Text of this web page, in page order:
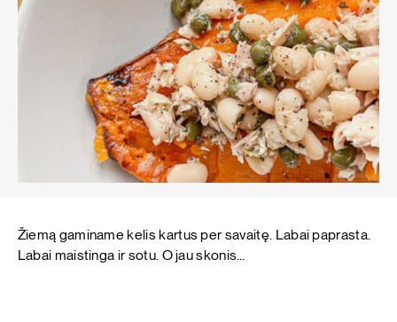
Žiemą gaminame kelis kartus per savaitę. Labai paprasta.
Labai maistinga ir sotu. O jau skonis…